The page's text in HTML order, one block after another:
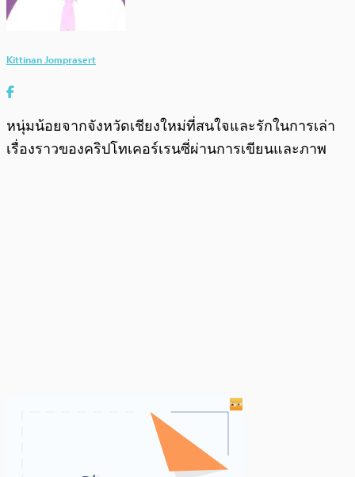
Kittinan Jomprasert
หนุ่มน้อยจากจังหวัดเชียงใหม่ที่สนใจและรักในการเล่า
เรื่องราวของคริปโทเคอร์เรนซี่ผ่านการเขียนและภาพ